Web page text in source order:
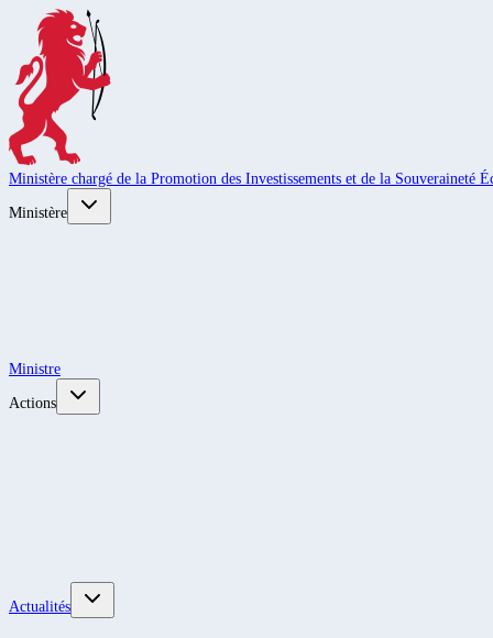
Ministère chargé de la Promotion des Investissements et de la Souveraineté
Ministère
Ministre
Actions
Actualités